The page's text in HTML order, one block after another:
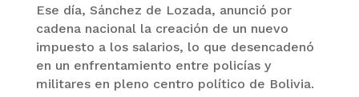
Ese día, Sánchez de Lozada, anunció por
cadena nacional la creación de un nuevo
impuesto a los salarios, lo que desencadenó
en un enfrentamiento entre policías y
militares en pleno centro político de Bolivia.